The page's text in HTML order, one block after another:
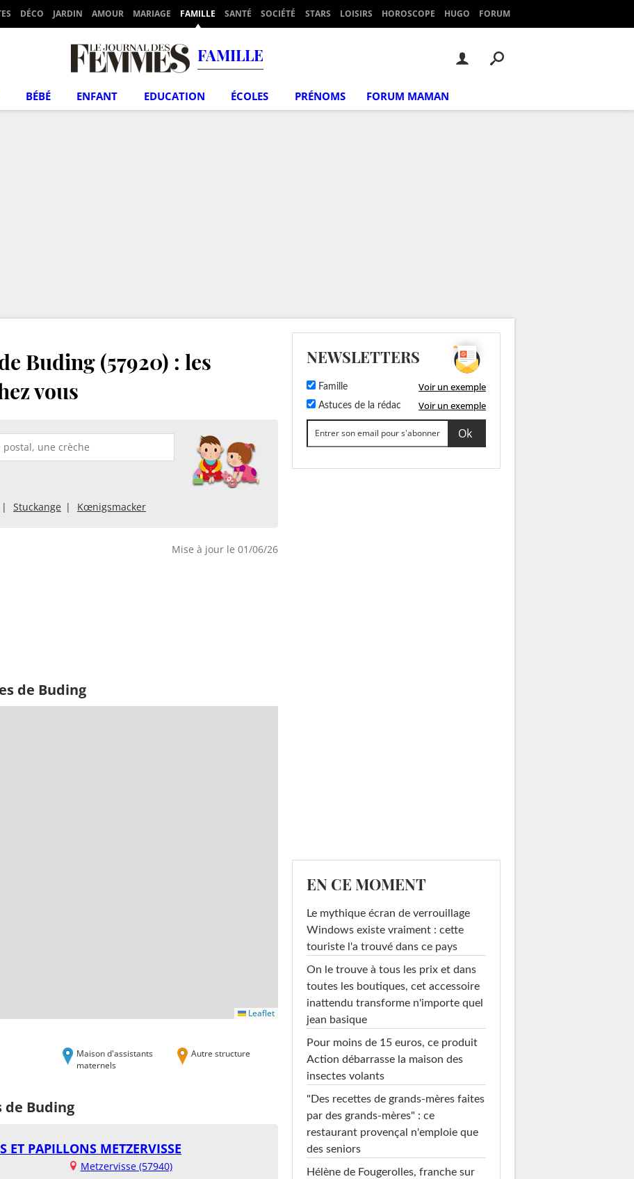
DÉCO JARDIN AMOUR MARIAGE FAMILLE SANTÉ SOCIÉTÉ STARS LOISIRS HOROSCOPE HUGO FORUM
FAMILLE
BÉBÉ ENFANT EDUCATION ÉCOLES PRÉNOMS FORUM MAMAN
Buding (57920) : les
vous
Stuckange Kœnigsmacker
Mise à jour le 01/06/26
de Buding
Leaflet
Maison d'assistants
maternels
Autre structure
de Buding
ET PAPILLONS METZERVISSE
Metzervisse (57940)
NEWSLETTERS
Famille Voir un exemple
Astuces de la rédac Voir un exemple
EN CE MOMENT
Le mythique écran de verrouillage
Windows existe vraiment : cette
touriste l'a trouvé dans ce pays
On le trouve à tous les prix et dans
toutes les boutiques, cet accessoire
inattendu transforme n'importe quel
jean basique
Pour moins de 15 euros, ce produit
Action débarrasse la maison des
insectes volants
"Des recettes de grands-mères faites
par des grands-mères" : ce
restaurant provençal n'emploie que
des seniors
Hélène de Fougerolles, franche sur